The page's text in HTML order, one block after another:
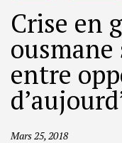
Crise en
entre
Mars 25, 2018